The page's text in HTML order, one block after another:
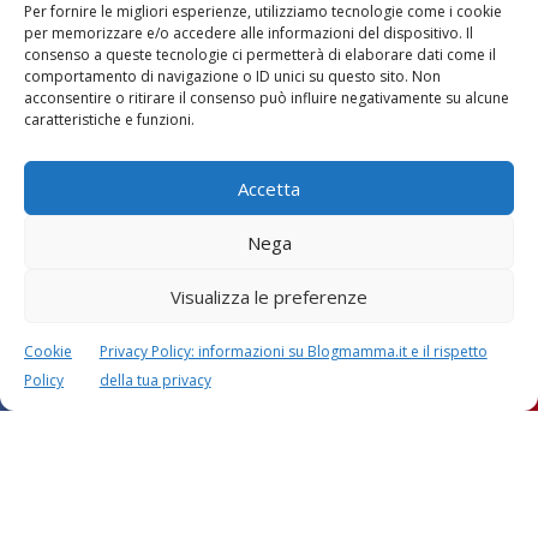
Per fornire le migliori esperienze, utilizziamo tecnologie come i cookie
per memorizzare e/o accedere alle informazioni del dispositivo. Il
consenso a queste tecnologie ci permetterà di elaborare dati come il
comportamento di navigazione o ID unici su questo sito. Non
acconsentire o ritirare il consenso può influire negativamente su alcune
caratteristiche e funzioni.
Accetta
Nega
Visualizza le preferenze
Cookie
Policy
Privacy Policy: informazioni su Blogmamma.it e il rispetto
della tua privacy
Vaccini SOS Pediatra
Festa della mamma:
d’auguri, filastrocche
Le settimane di